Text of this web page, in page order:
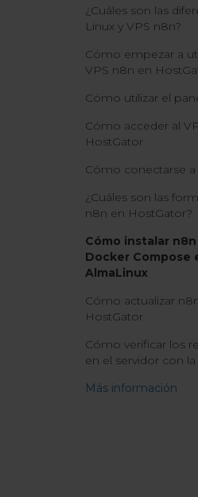
¿Cuáles son las
Linux y VPS n8n?
Cómo empezar a
VPS n8n en
Cómo utilizar el
Cómo acceder al
HostGator
Cómo conectarse a
¿Cuáles son las
n8n en HostGator?
Cómo instalar
Docker Compose
AlmaLinux
Cómo actualizar
HostGator
Cómo verificar los
en el servidor con
Más información